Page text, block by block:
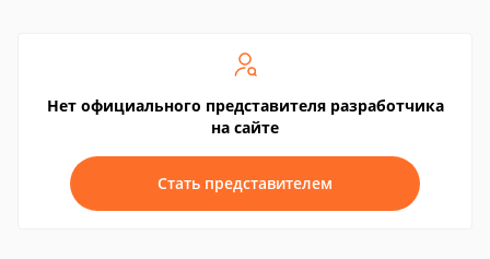
Нет официального представителя разработчика
на сайте
Стать представителем